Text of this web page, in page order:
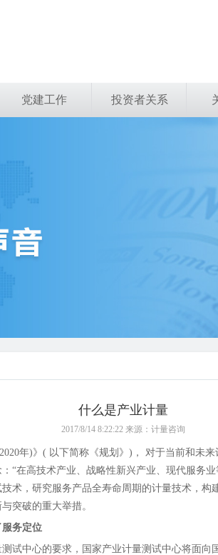
党建工作 投资者关系
什么是产业计量
2017/8/14 8:22:22 来源：计量咨询
年)》( 以下简称《规划》)， 对于当前和未
“在高技术产业、战略性新兴产业、现代服务
术，研究服务产品全寿命周期的计量技术，构
突破的重大举措。
务定位
试中心的要求，国家产业计量测试中心将面